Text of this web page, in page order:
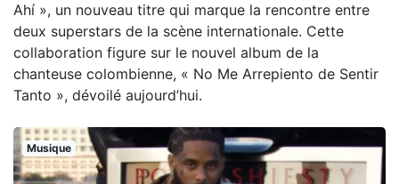
Ahí », un nouveau titre qui marque la rencontre entre
deux superstars de la scène internationale. Cette
collaboration figure sur le nouvel album de la
chanteuse colombienne, « No Me Arrepiento de Sentir
Tanto », dévoilé aujourd’hui.
Musique